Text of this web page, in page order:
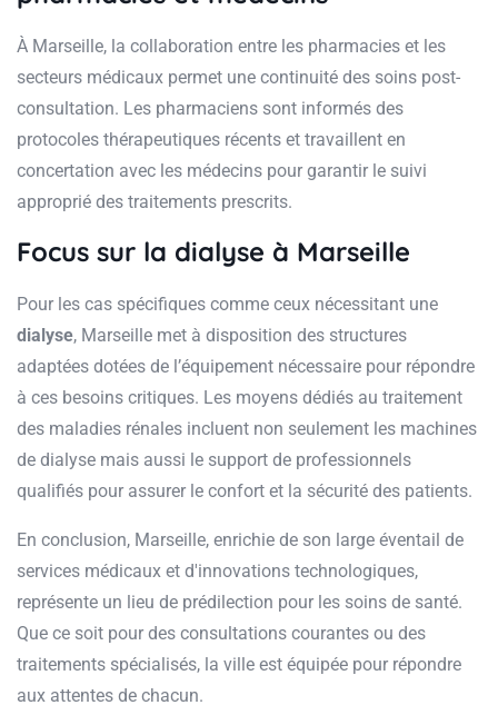
À Marseille, la collaboration entre les pharmacies et les
secteurs médicaux permet une continuité des soins post-
consultation. Les pharmaciens sont informés des
protocoles thérapeutiques récents et travaillent en
concertation avec les médecins pour garantir le suivi
approprié des traitements prescrits.
Focus sur la dialyse à Marseille
Pour les cas spécifiques comme ceux nécessitant une
dialyse, Marseille met à disposition des structures
adaptées dotées de l’équipement nécessaire pour répondre
à ces besoins critiques. Les moyens dédiés au traitement
des maladies rénales incluent non seulement les machines
de dialyse mais aussi le support de professionnels
qualifiés pour assurer le confort et la sécurité des patients.
En conclusion, Marseille, enrichie de son large éventail de
services médicaux et d'innovations technologiques,
représente un lieu de prédilection pour les soins de santé.
Que ce soit pour des consultations courantes ou des
traitements spécialisés, la ville est équipée pour répondre
aux attentes de chacun.